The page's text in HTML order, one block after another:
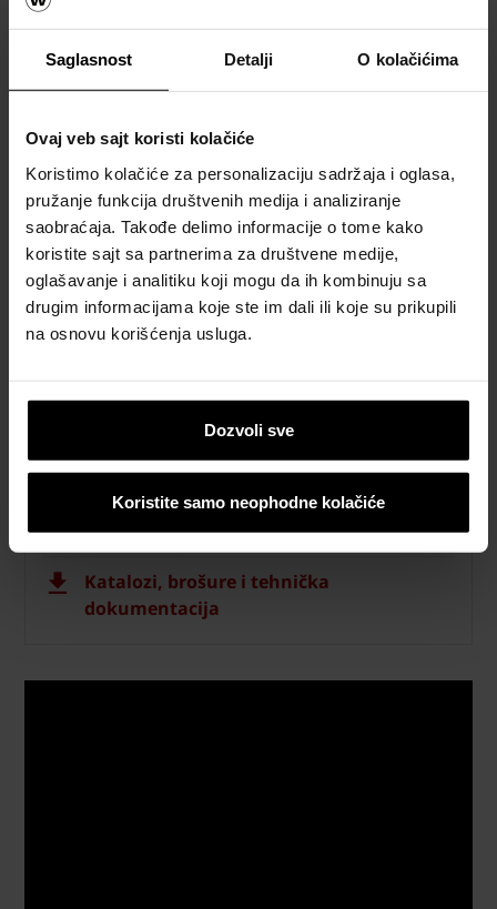
Saglasnost Detalji O kolačićima
Ovaj veb sajt koristi kolačiće
Koristimo kolačiće za personalizaciju sadržaja i oglasa,
pružanje funkcija društvenih medija i analiziranje
saobraćaja. Takođe delimo informacije o tome kako
koristite sajt sa partnerima za društvene medije,
oglašavanje i analitiku koji mogu da ih kombinuju sa
drugim informacijama koje ste im dali ili koje su prikupili
na osnovu korišćenja usluga.
Dozvoli sve
Koristite samo neophodne kolačiće
Kompletnu ponudu krovnih prozora i
sistemskih rešenja za ugradnju na krov
pogledajte
Krov
Kalkulatori za okviran proračun
materijala za krov
Naručite besplatan proračun materijala
Naručite besplatan uzorak crepa
Katalozi, brošure i tehnička
dokumentacija